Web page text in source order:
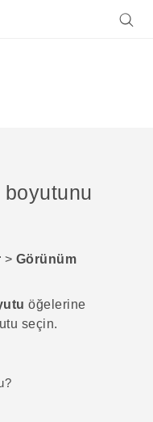
boyutunu
> Görünüm
öğelerine
seçin.